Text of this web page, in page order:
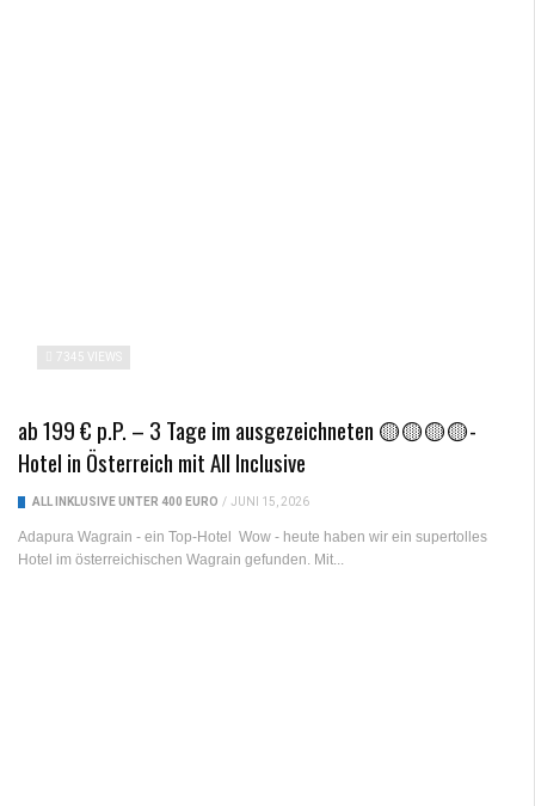
7345 VIEWS
ab 199 € p.P. – 3 Tage im ausgezeichneten 🟡🟡🟡🟡-
Hotel in Österreich mit All Inclusive
ALL INKLUSIVE UNTER 400 EURO / JUNI 15, 2026
Adapura Wagrain - ein Top-Hotel Wow - heute haben wir ein supertolles
Hotel im österreichischen Wagrain gefunden. Mit...